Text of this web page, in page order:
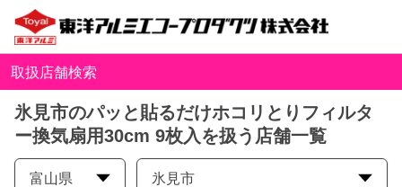
取扱店舗検索
氷見市のパッと貼るだけホコリとりフィルタ
ー換気扇用30cm 9枚入を扱う店舗一覧
富山県 氷見市